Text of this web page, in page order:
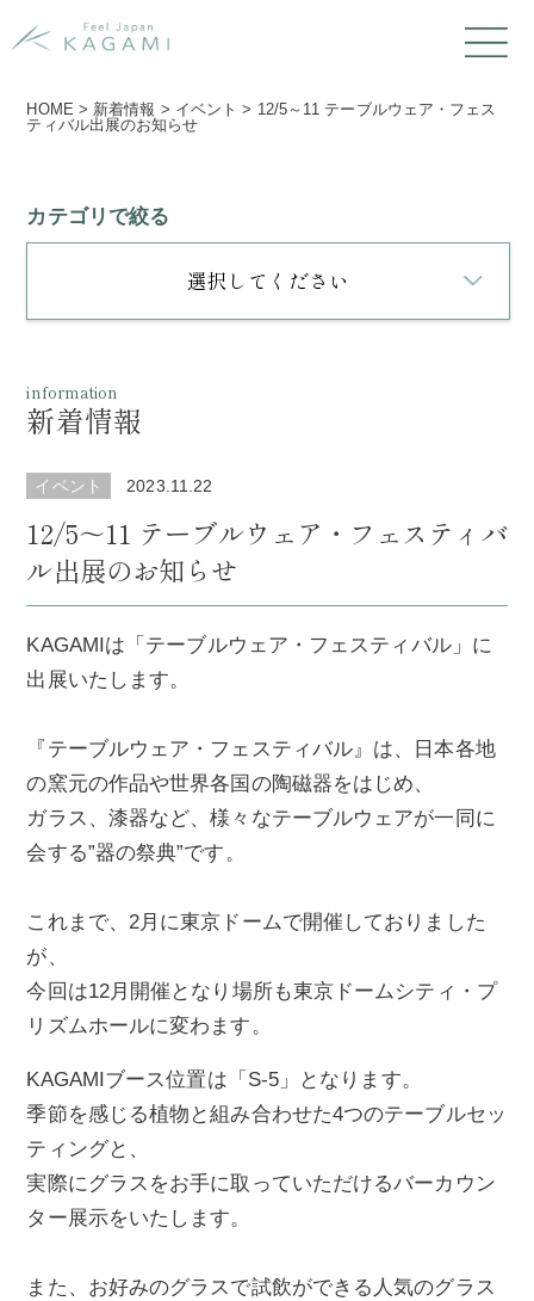
HOME > 新着情報 > イベント > 12/5～11 テーブルウェア・フェス
ティバル出展のお知らせ
カテゴリで絞る
選択してください
information
新着情報
イベント 2023.11.22
12/5～11 テーブルウェア・フェスティバ
ル出展のお知らせ
KAGAMIは「テーブルウェア・フェスティバル」に
出展いたします。
『テーブルウェア・フェスティバル』は、日本各地
の窯元の作品や世界各国の陶磁器をはじめ、
ガラス、漆器など、様々なテーブルウェアが一同に
会する”器の祭典”です。
これまで、2月に東京ドームで開催しておりました
が、
今回は12月開催となり場所も東京ドームシティ・プ
リズムホールに変わます。
KAGAMIブース位置は「S-5」となります。
季節を感じる植物と組み合わせた4つのテーブルセッ
ティングと、
実際にグラスをお手に取っていただけるバーカウン
ター展示をいたします。
また、お好みのグラスで試飲ができる人気のグラス